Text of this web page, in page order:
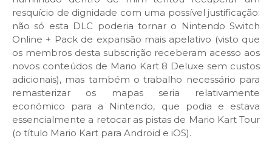
resquício de dignidade com uma possível justificação:
não só esta DLC poderia tornar o Nintendo Switch
Online + Pack de expansão mais apelativo (visto que
os membros desta subscrição receberam acesso aos
novos conteúdos de Mario Kart 8 Deluxe sem custos
adicionais), mas também o trabalho necessário para
remasterizar os mapas seria relativamente
económico para a Nintendo, que podia e estava
essencialmente a retocar as pistas de Mario Kart Tour
(o título Mario Kart para Android e iOS).